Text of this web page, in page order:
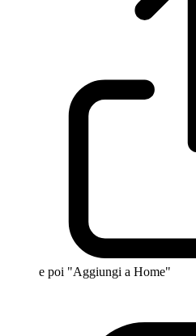
e poi "Aggiungi a Home"